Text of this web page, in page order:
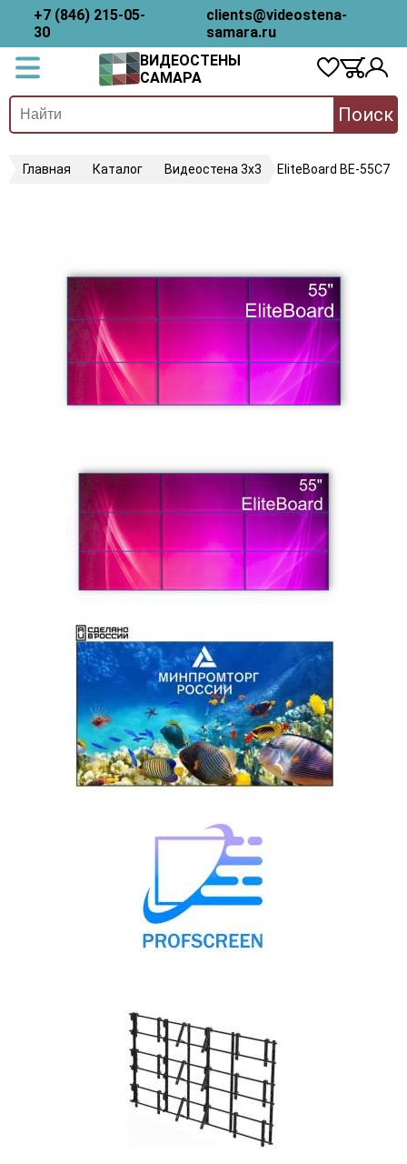
+7 (846) 215-05-
30
clients@videostena-
samara.ru
ВИДЕОСТЕНЫ
САМАРА
Поиск
Главная Каталог Видеостена 3х3 EliteBoard BE-55C7